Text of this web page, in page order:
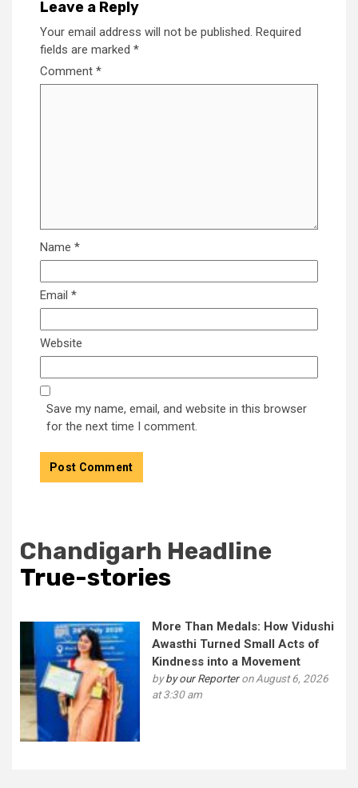
Leave a Reply
Your email address will not be published. Required
fields are marked *
Comment *
Name *
Email *
Website
Save my name, email, and website in this browser
for the next time I comment.
Chandigarh Headline
True-stories
More Than Medals: How Vidushi
Awasthi Turned Small Acts of
Kindness into a Movement
byby our Reporteron August 6, 2026
at 3:30 am